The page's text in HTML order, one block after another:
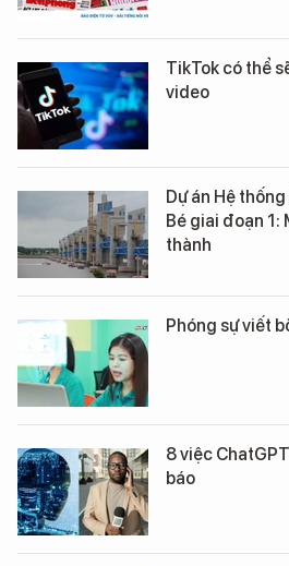
TikTok có thể
video
Dự án Hệ
Bé giai đoạn 1:
thành
Phóng sự viết
8 việc
báo